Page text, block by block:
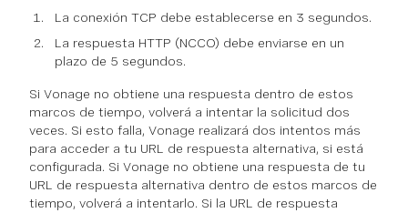
La conexión TCP debe establecerse en 3 segundos.
La respuesta HTTP (NCCO) debe enviarse en un
plazo de 5 segundos.
Si Vonage no obtiene una respuesta dentro de estos
marcos de tiempo, volverá a intentar la solicitud dos
veces. Si esto falla, Vonage realizará dos intentos más
para acceder a tu URL de respuesta alternativa, si está
configurada. Si Vonage no obtiene una respuesta de tu
URL de respuesta alternativa dentro de estos marcos de
tiempo, volverá a intentarlo. Si la URL de respuesta